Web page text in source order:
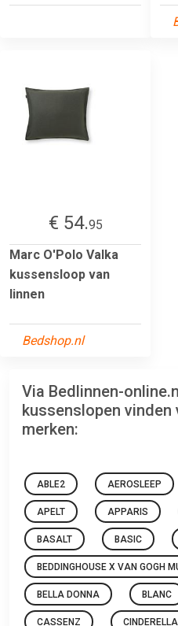
€ 54.95
Marc O'Polo Valka
kussensloop van
linnen
Bedshop.nl
Via Bedlinnen-
kussenslopen vinden
merken:
ABLE2 AEROSLEEP
APELT APPARIS
BASALT BASIC
BEDDINGHOUSE X VAN GOGH
BELLA DONNA BLANC
CASSENZ CINDERELLA